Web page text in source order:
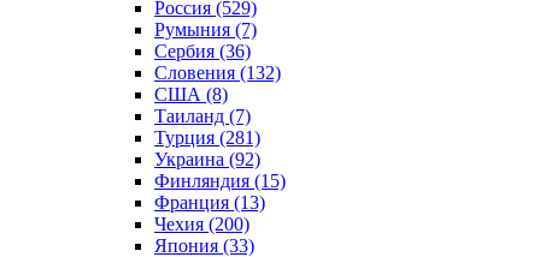
Россия (529)
Румыния (7)
Сербия (36)
Словения (132)
США (8)
Таиланд (7)
Турция (281)
Украина (92)
Финляндия (15)
Франция (13)
Чехия (200)
Япония (33)